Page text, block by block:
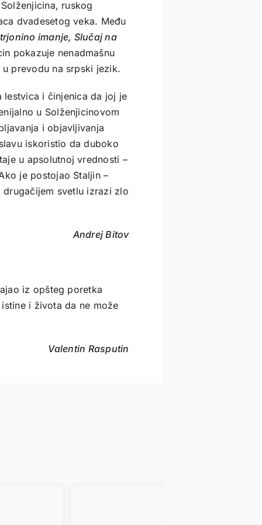
ruskog
dvadesetog veka. Među
imanje, Slučaj na
pokazuje nenadmašnu
prevodu na srpski jezik.
lestvica i činjenica da joj je
u Solženjicinovom
i objavljivanja
iskoristio da duboko
u apsolutnoj vrednosti –
je postojao Staljin –
svetlu izrazi zlo
Andrej Bitov
iz opšteg poretka
i života da ne može
Valentin Rasputin